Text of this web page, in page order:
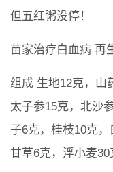
但五红粥没停！
苗家治疗白血病 再
组成 生地12克，山
太子参15克，北沙
子6克，桂枝10克
甘草6克，浮小麦30